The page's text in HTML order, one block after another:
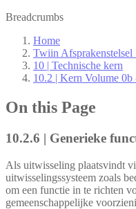
Breadcrumbs
Home
Twiin Afsprakenstelsel
10 | Technische kern
10.2 | Kern Volume 0b
On this Page
10.2.6 | Generieke
Als uitwisseling plaatsvindt
uitwisselingssysteem zoals
om een functie in te richten
gemeenschappelijke